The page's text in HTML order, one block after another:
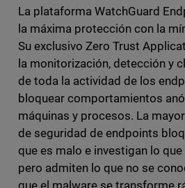
La plataforma WatchGuard
la máxima protección con la
Su exclusivo Zero Trust
la monitorización, detección y
de toda la actividad de los
bloquear comportamientos
máquinas y procesos. La
de seguridad de endpoints
que es malo e investigan lo
pero admiten lo que no se
que el malware se transforme